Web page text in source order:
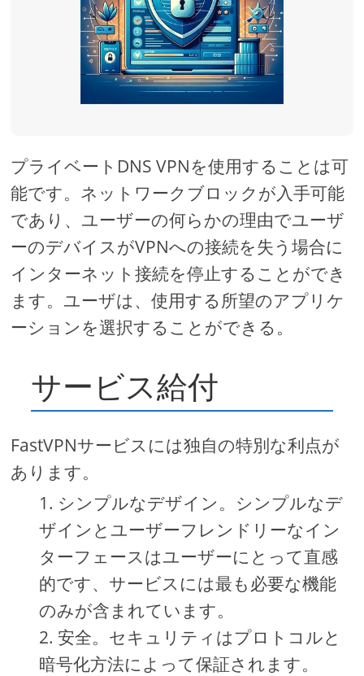
プライベートDNS VPNを使用することは可
能です。ネットワークブロックが入手可能
であり、ユーザーの何らかの理由でユーザ
ーのデバイスがVPNへの接続を失う場合に
インターネット接続を停止することができ
ます。ユーザは、使用する所望のアプリケ
ーションを選択することができる。
サービス給付
FastVPNサービスには独自の特別な利点が
あります。
シンプルなデザイン。シンプルなデ
ザインとユーザーフレンドリーなイン
ターフェースはユーザーにとって直感
的です、サービスには最も必要な機能
のみが含まれています。
安全。セキュリティはプロトコルと
暗号化方法によって保証されます。